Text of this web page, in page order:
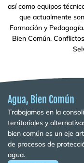
así como equipos
que actualmente
Formación y
Bien Común,
Agua, Bien Común
Trabajamos en la
territoriales y
bien común es un eje
de procesos de
agua.